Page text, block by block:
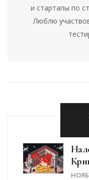
и стартапы по
Люблю